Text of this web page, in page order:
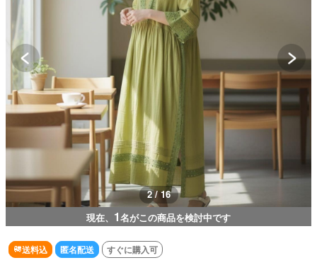
3 / 16
現在、 1名がこの商品を検討中です
送料込 匿名配送 すぐに購入可